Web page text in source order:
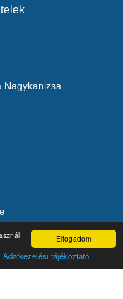
Elfogadom
Adatkezelési tájékoztató
Nagykanizsa
ügyviteli és